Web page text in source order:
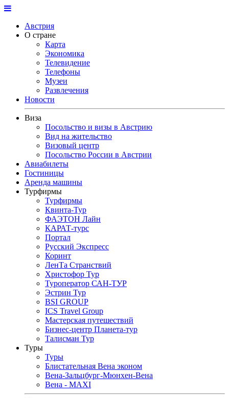
Австрия
О стране
Карта
Экономика
Телевидение
Телефоны
Музеи
Развлечения
Новости
Виза
Посольство и визы в Австрию
Вид на жительство
Визовый центр
Посольство России в Австрии
Авиабилеты
Гостиницы
Аренда машины
Турфирмы
Турфирмы
Квинта-Тур
ФАЭТОН Лайн
КАРАТ-турс
Портал
Русский Экспресс
Коринт
ЛенТа Странствий
Христофор Тур
Туроператор САН-ТУР
Эстрин Тур
BSI GROUP
ICS Travel Group
Мастерская путешествий
Бизнес-центр Планета-тур
Талисман Тур
Туры
Туры
Блистательная Вена эконом
Вена-Зальцбург-Мюнхен-Вена
Вена - MAXI